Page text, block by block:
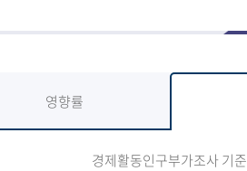
영향률
경제활동인구부가조사 기준